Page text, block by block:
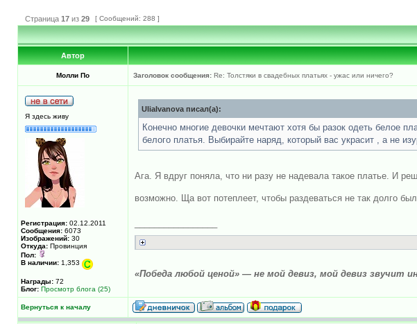
Страница 17 из 29 [ Сообщений: 288 ]
Автор
Молли По Заголовок сообщения: Re: Толстяки в свадебных платьях - ужас или ничего?
Я здесь живу
Регистрация: 02.12.2011
Сообщения: 6073
Изображений: 30
Откуда: Провинция
Пол:
В наличии: 1,353
Награды: 72
Блог: Просмотр блога (25)
UliaIvanova писал(а):
Конечно многие девочки мечтают хотя бы разок одеть белое
белого платья. Выбирайте наряд, который вас украсит , а не
Ага. Я вдруг поняла, что ни разу не надевала такое платье. И
возможно. Ща вот потеплеет, чтобы раздеваться не так долго
«Победа любой ценой» — не мой девиз, мой девиз звучит
Вернуться к началу